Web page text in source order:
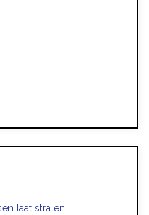
laat stralen!